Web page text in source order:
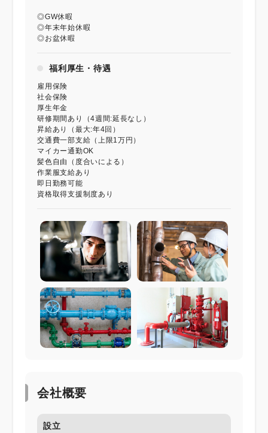
◎GW休暇
◎年末年始休暇
◎お盆休暇
福利厚生・待遇
雇用保険
社会保険
厚生年金
研修期間あり（4週間:延長なし）
昇給あり（最大:年4回）
交通費一部支給（上限1万円）
マイカー通勤OK
髪色自由（度合いによる）
作業服支給あり
即日勤務可能
資格取得支援制度あり
会社概要
設立